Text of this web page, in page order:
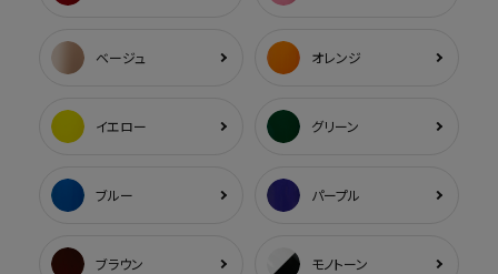
ベージュ オレンジ
イエロー グリーン
ブルー パープル
ブラウン モノトーン